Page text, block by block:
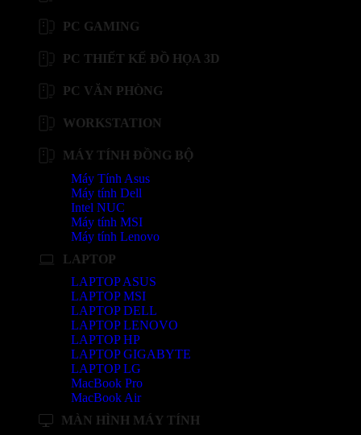
PC GAMING
PC THIẾT KẾ ĐỒ HỌA 3D
PC VĂN PHÒNG
WORKSTATION
MÁY TÍNH ĐỒNG BỘ
Máy Tính Asus
Máy tính Dell
Intel NUC
Máy tính MSI
Máy tính Lenovo
LAPTOP
LAPTOP ASUS
LAPTOP MSI
LAPTOP DELL
LAPTOP LENOVO
LAPTOP HP
LAPTOP GIGABYTE
LAPTOP LG
MacBook Pro
MacBook Air
MÀN HÌNH MÁY TÍNH